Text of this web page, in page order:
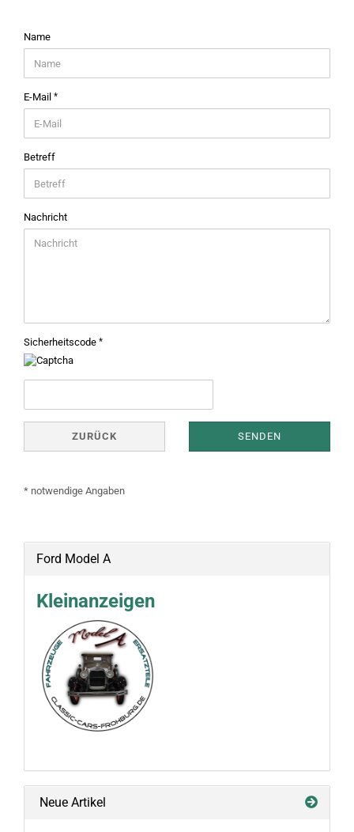
KONTAKTFORMULAR
Name
E-Mail
Betreff
Nachricht
Sicherheitscode
ZURÜCK SENDEN
* notwendige Angaben
Ford Model A
Kleinanzeigen
Neue Artikel